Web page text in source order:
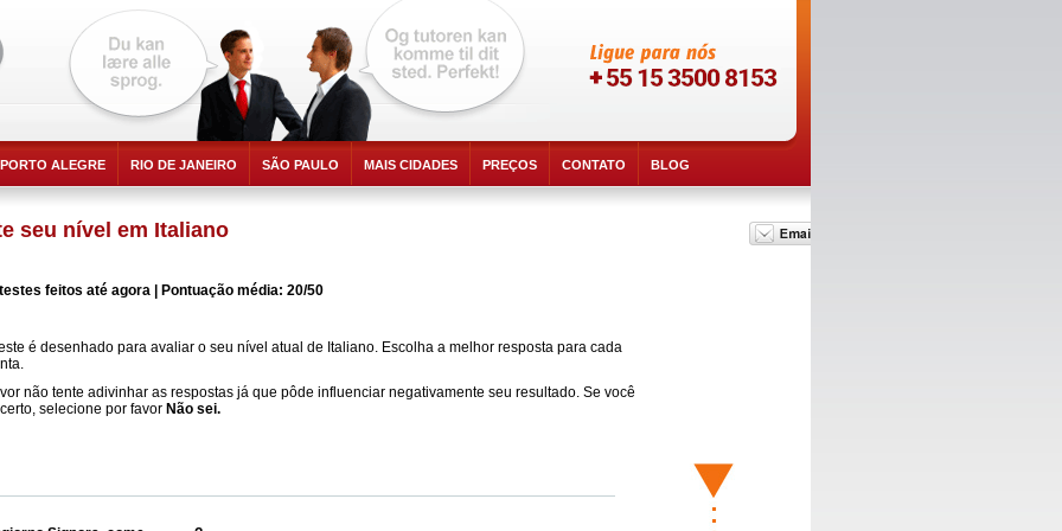
PORTO ALEGRE RIO DE JANEIRO SÃO PAULO MAIS CIDADES PREÇOS CONTATO BLOG
seu nível em Italiano
feitos até agora | Pontuação média: 20/50
é desenhado para avaliar o seu nível atual de Italiano. Escolha a melhor resposta para cada
não tente adivinhar as respostas já que pôde influenciar negativamente seu resultado. Se você
selecione por favor Não sei.